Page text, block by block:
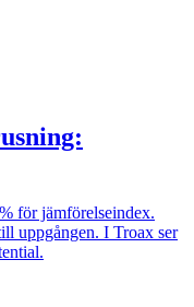
för jämförelseindex.
uppgången. I Troax ser